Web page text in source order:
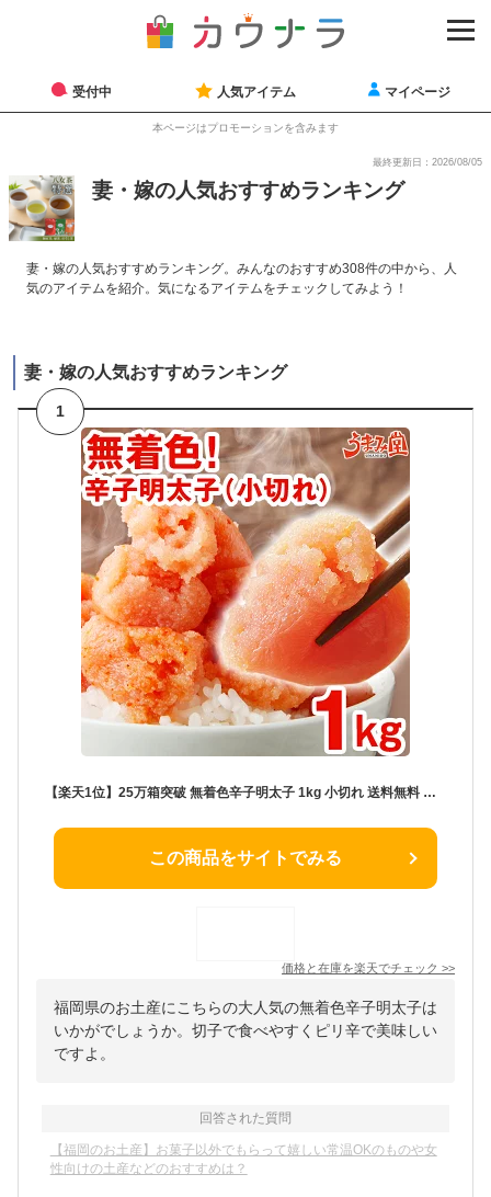
受付中 人気アイテム マイページ
本ページはプロモーションを含みます
最終更新日：2026/08/05
妻・嫁の人気おすすめランキング
妻・嫁の人気おすすめランキング。みんなのおすすめ308件の中から、人
気のアイテムを紹介。気になるアイテムをチェックしてみよう！
妻・嫁の人気おすすめランキング
1
【楽天1位】25万箱突破 無着色辛子明太子 1kg 小切れ 送料無料 訳あり わけあり 食品 切れ子 切子 めんたいこ お取り寄せグルメ 博多 福岡 お土産 お返し ギフト 海鮮 魚介類 丼 激安 業務用 大容量 [冷凍]
この商品をサイトでみる
価格と在庫を楽天でチェック >>
福岡県のお土産にこちらの大人気の無着色辛子明太子は
いかがでしょうか。切子で食べやすくピリ辛で美味しい
ですよ。
回答された質問
【福岡のお土産】お菓子以外でもらって嬉しい常温OKのものや女
性向けの土産などのおすすめは？